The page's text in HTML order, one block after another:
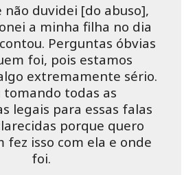
não duvidei [do abuso],
a minha filha no dia
Perguntas óbvias
foi, pois estamos
extremamente sério.
tomando todas as
legais para essas falas
porque quero
fez isso com ela e onde
foi.